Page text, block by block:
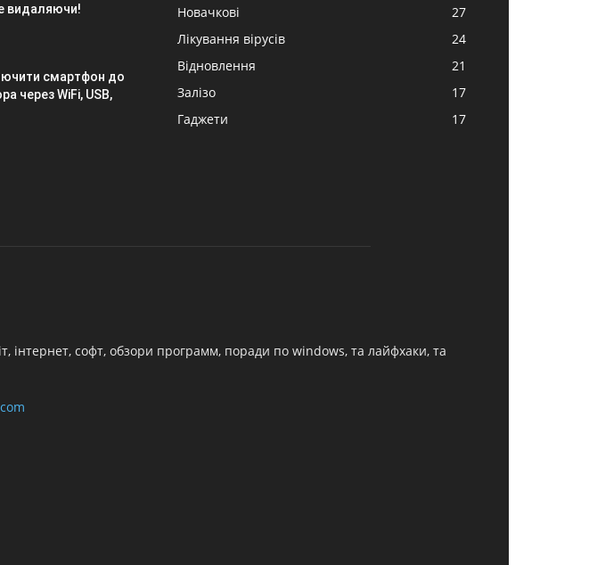
видаляючи!
смартфон до
через WiFi, USB,
Новачкові
27
Лікування вірусів
24
Відновлення
21
Залізо
17
Гаджети
17
інтернет, софт, обзори программ, поради по windows, та лайфхаки, та